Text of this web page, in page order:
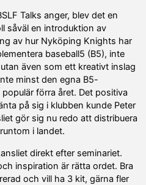
Talks anger, blev det en
såväl en introduktion av
av hur Nyköping Knights har
baseball5 (B5), inte
även som ett kreativt inslag
minst den egna B5-
förra året. Det positiva
på sig i klubben kunde Peter
gör sig nu redo att distribuera
i landet.
direkt efter seminariet.
inspiration är rätta ordet. Bra
och vill ha 3 kit, gärna fler